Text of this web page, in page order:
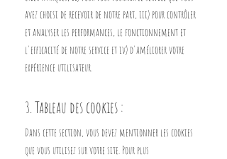
avez choisi de recevoir de notre part, iii) pour contrôler
et analyser les performances, le fonctionnement et
l'efficacité de notre service et iv) d'améliorer votre
expérience utilisateur.
3. Tableau des cookies :
Dans cette section, vous devez mentionner les cookies
que vous utilisez sur votre site. Pour plus